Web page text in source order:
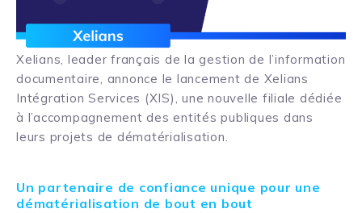
Xelians, leader français de la gestion de l’information
documentaire, annonce le lancement de Xelians
Intégration Services (XIS), une nouvelle filiale dédiée
à l’accompagnement des entités publiques dans
leurs projets de dématérialisation.
Un partenaire de confiance unique pour une
dématérialisation de bout en bout